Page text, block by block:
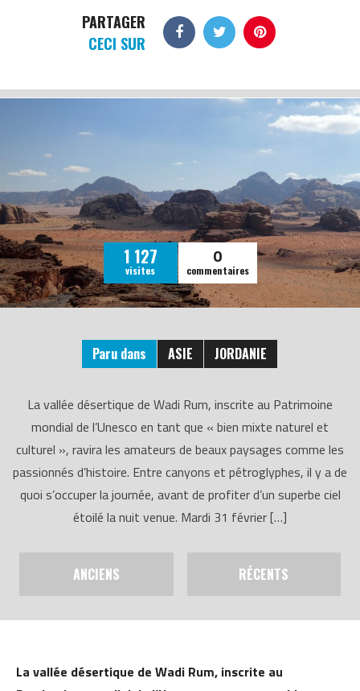
PARTAGER
CECI SUR
1 127
visites
0
commentaires
Paru dans ASIE JORDANIE
La vallée désertique de Wadi Rum, inscrite au Patrimoine
mondial de l’Unesco en tant que « bien mixte naturel et
culturel », ravira les amateurs de beaux paysages comme les
passionnés d’histoire. ​Entre canyons et pétroglyphes, il y a de
quoi s’occuper la journée, avant de profiter d’un superbe ciel
étoilé la nuit venue. Mardi 31 février […]
ANCIENS RÉCENTS
La vallée désertique de Wadi Rum, inscrite au